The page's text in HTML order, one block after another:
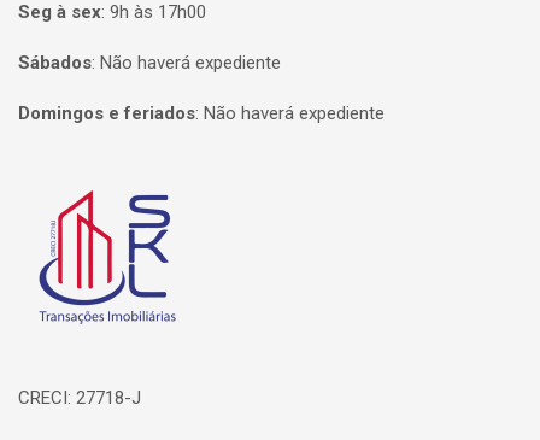
Seg à sex: 9h às 17h00
Sábados: Não haverá expediente
Domingos e feriados: Não haverá expediente
Página inicial
CRECI: 27718-J